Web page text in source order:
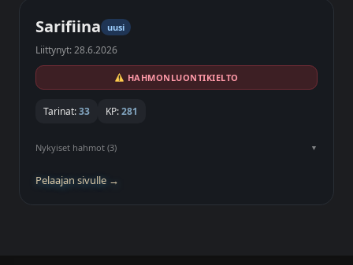
Sarifiina uusi
Liittynyt: 28.6.2026
HAHMONLUONTIKIELTO
Tarinat:33 KP:281
Nykyiset hahmot (3)
Pelaajan sivulle →